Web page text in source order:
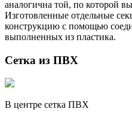
аналогична той, по которой
Изготовленные отдельные
конструкцию с помощью
выполненных из пластика.
Сетка из ПВХ
В центре сетка ПВХ